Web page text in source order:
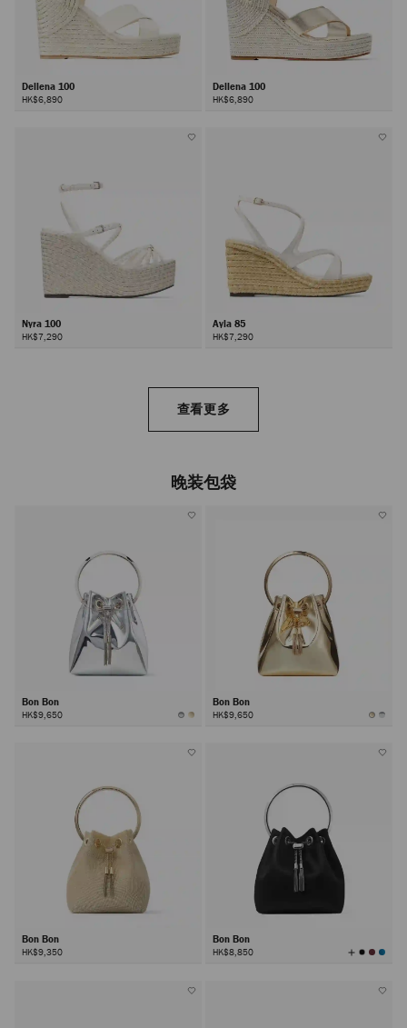
Dellena 100
HK$6,890
Dellena 100
HK$6,890
Nyra 100
HK$7,290
Ayla 85
HK$7,290
查看更多
晚装包袋
Bon Bon
HK$9,650
Bon Bon
HK$9,650
Bon Bon
HK$9,350
Bon Bon
HK$8,850 查
看